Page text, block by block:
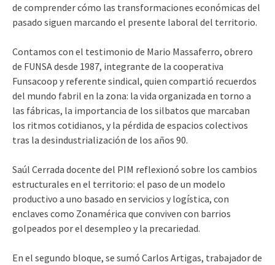
de comprender cómo las transformaciones económicas del
pasado siguen marcando el presente laboral del territorio.
Contamos con el testimonio de Mario Massaferro, obrero
de FUNSA desde 1987, integrante de la cooperativa
Funsacoop y referente sindical, quien compartió recuerdos
del mundo fabril en la zona: la vida organizada en torno a
las fábricas, la importancia de los silbatos que marcaban
los ritmos cotidianos, y la pérdida de espacios colectivos
tras la desindustrialización de los años 90.
Saúl Cerrada docente del PIM reflexionó sobre los cambios
estructurales en el territorio: el paso de un modelo
productivo a uno basado en servicios y logística, con
enclaves como Zonamérica que conviven con barrios
golpeados por el desempleo y la precariedad.
En el segundo bloque, se sumó Carlos Artigas, trabajador de